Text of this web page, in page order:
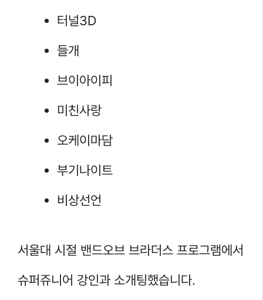
터널3D
들개
브이아이피
미친사랑
오케이마담
부기나이트
비상선언
서울대 시절 밴드오브 브라더스 프로그램에서
슈퍼쥬니어 강인과 소개팅했습니다.